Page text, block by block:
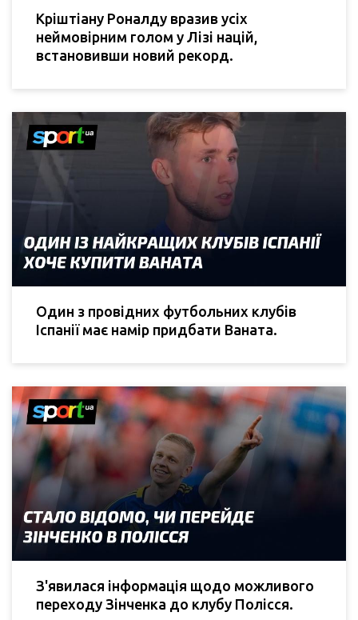
Кріштіану Роналду вразив усіх
неймовірним голом у Лізі націй,
встановивши новий рекорд.
Один з провідних футбольних клубів
Іспанії має намір придбати Ваната.
З'явилася інформація щодо можливого
переходу Зінченка до клубу Полісся.